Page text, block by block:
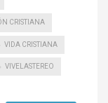
CRISTIANA
VIDA CRISTIANA
VIVELASTEREO